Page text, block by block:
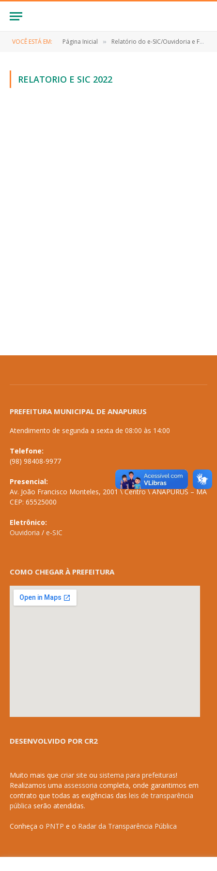
VOCÊ ESTÁ EM: Página Inicial » Relatório do e-SIC/Ouvidoria e Fale Conosco
RELATORIO E SIC 2022
PREFEITURA MUNICIPAL DE ANAPURUS
Atendimento de segunda a sexta de 08:00 às 14:00
Telefone:
(98) 98408-9977
Presencial:
Av. João Francisco Monteles, 2001 \ Centro \ ANAPURUS – MA
CEP: 65525000
Eletrônico:
Ouvidoria / e-SIC
COMO CHEGAR À PREFEITURA
DESENVOLVIDO POR CR2
Muito mais que criar site ou sistema para prefeituras!
Realizamos uma assessoria completa, onde garantimos em
contrato que todas as exigências das leis de transparência
pública serão atendidas.
Conheça o PNTP e o Radar da Transparência Pública